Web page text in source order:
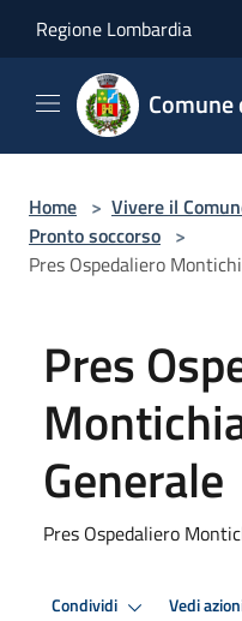
Regione Lombardia
Home > Vivere il
Pronto soccorso >
Pres Ospedaliero
Pres
Generale
Pres Ospedaliero
Condividi Vedi